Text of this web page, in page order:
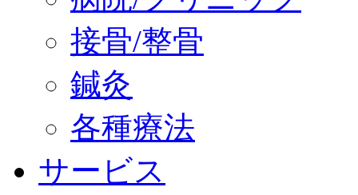
接骨/整骨
鍼灸
各種療法
サービス